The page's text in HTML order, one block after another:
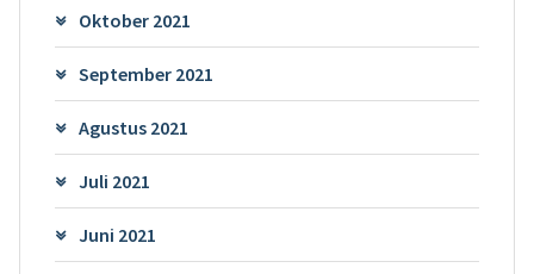
Oktober 2021
September 2021
Agustus 2021
Juli 2021
Juni 2021